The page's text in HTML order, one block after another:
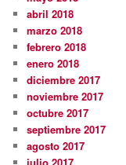
abril 2018
marzo 2018
febrero 2018
enero 2018
diciembre 2017
noviembre 2017
octubre 2017
septiembre 2017
agosto 2017